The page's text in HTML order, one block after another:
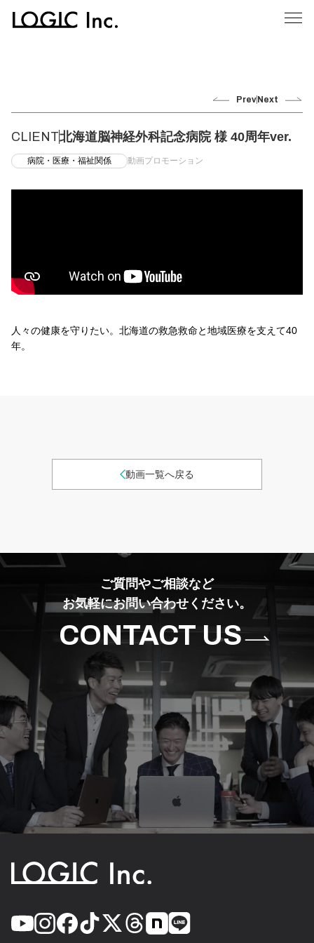
Prev Next
CLIENT北海道脳神経外科記念病院 様 40周年ver.
病院・医療・福祉関係 動画プロモーション
人々の健康を守りたい。北海道の救急救命と地域医療を支えて40
年。
動画一覧へ戻る
ご質問やご相談など
お気軽にお問い合わせください。
CONTACT US